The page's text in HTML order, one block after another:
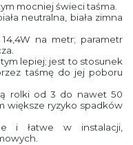
mocniej świeci taśma.
neutralna, biała zimna
na metr; parametr
lepiej; jest to stosunek
taśmę do jej poboru
rolki od 3 do nawet 50
większe ryzyko spadków
i łatwe w instalacji,